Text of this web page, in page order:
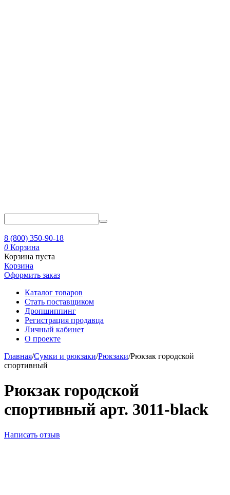
8 (800) 350-90-18
0 Корзина
Корзина пуста
Корзина
Оформить заказ
Каталог товаров
Стать поставщиком
Дропшиппинг
Регистрация продавца
Личный кабинет
О проекте
Главная/Сумки и рюкзаки/Рюкзаки/Рюкзак городской
спортивный
Рюкзак городской
спортивный арт. 3011-black
Написать отзыв